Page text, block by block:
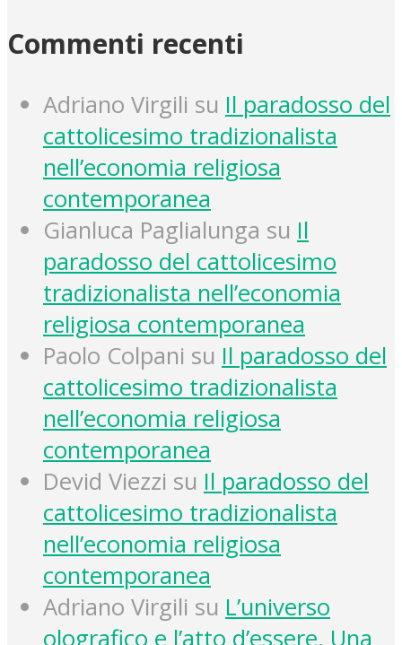
Commenti recenti
Adriano Virgili su Il paradosso del
cattolicesimo tradizionalista
nell’economia religiosa
contemporanea
Gianluca Paglialunga su Il
paradosso del cattolicesimo
tradizionalista nell’economia
religiosa contemporanea
Paolo Colpani su Il paradosso del
cattolicesimo tradizionalista
nell’economia religiosa
contemporanea
Devid Viezzi su Il paradosso del
cattolicesimo tradizionalista
nell’economia religiosa
contemporanea
Adriano Virgili su L’universo
olografico e l’atto d’essere. Una